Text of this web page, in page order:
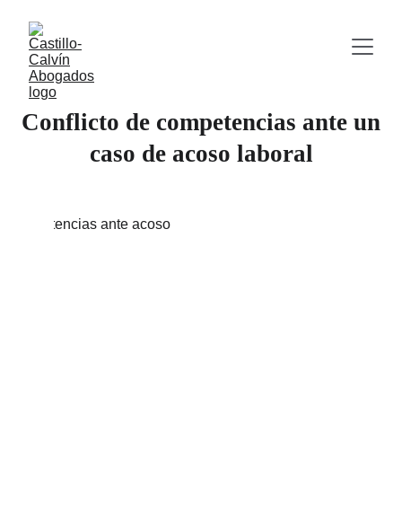
Conflicto de competencias ante un
caso de acoso laboral